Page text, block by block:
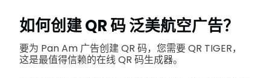
如何创建 QR 码泛美航空广告？
要为 Pan Am 广告创建 QR 码，您需要 QR TIGER，
这是最值得信赖的在线 QR 码生成器。